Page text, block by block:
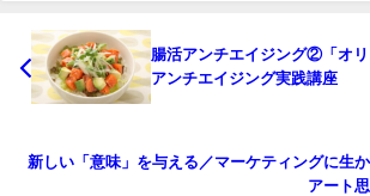
腸活アンチエイジング②「オ
アンチエイジング実践講座
新しい「意味」を与える／マーケティングに生
アート